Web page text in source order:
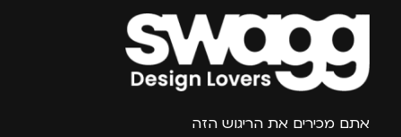
צרפו אותי למועדון
אתם מכירים את הריגוש הזה